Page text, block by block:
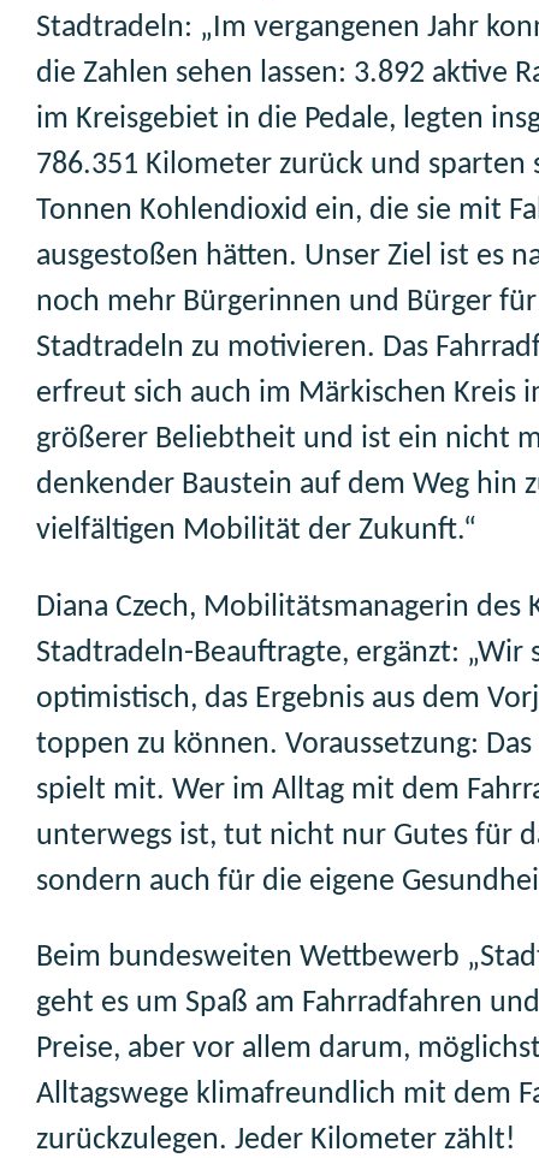
Stadtradeln: „Im vergangenen Jahr
die Zahlen sehen lassen: 3.892 aktive
im Kreisgebiet in die Pedale, legten
786.351 Kilometer zurück und sparten
Tonnen Kohlendioxid ein, die sie mit
ausgestoßen hätten. Unser Ziel ist es
noch mehr Bürgerinnen und Bürger für
Stadtradeln zu motivieren. Das
erfreut sich auch im Märkischen Kreis
größerer Beliebtheit und ist ein nicht
denkender Baustein auf dem Weg hin
vielfältigen Mobilität der Zukunft.“
Diana Czech, Mobilitätsmanagerin des
Stadtradeln-Beauftragte, ergänzt: „Wir
optimistisch, das Ergebnis aus dem
toppen zu können. Voraussetzung:
spielt mit. Wer im Alltag mit dem
unterwegs ist, tut nicht nur Gutes für
sondern auch für die eigene
Beim bundesweiten Wettbewerb
geht es um Spaß am Fahrradfahren
Preise, aber vor allem darum,
Alltagswege klimafreundlich mit dem
zurückzulegen. Jeder Kilometer zählt!